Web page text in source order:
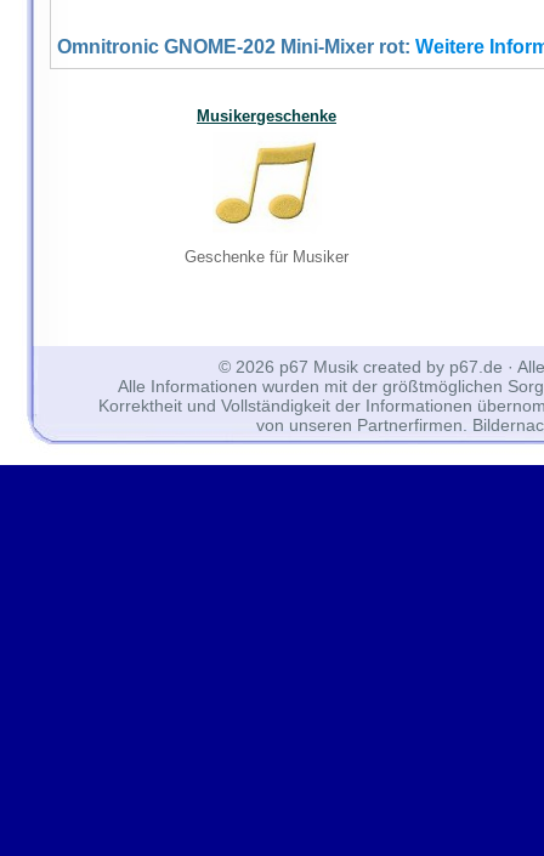
Omnitronic GNOME-202 Mini-Mixer rot: Weitere
Musikergeschenke
Geschenke für Musiker
© 2026 p67 Musik created by p67.de ·
Alle Informationen wurden mit der größtmöglichen
Korrektheit und Vollständigkeit der Informationen
von unseren Partnerfirmen.